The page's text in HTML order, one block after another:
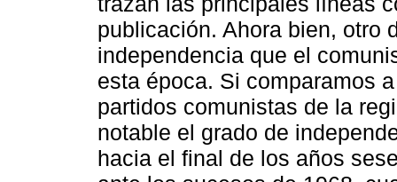
publicación. Ahora bien, otro
independencia que el
esta época. Si comparamos
partidos comunistas de la
notable el grado de
hacia el final de los años